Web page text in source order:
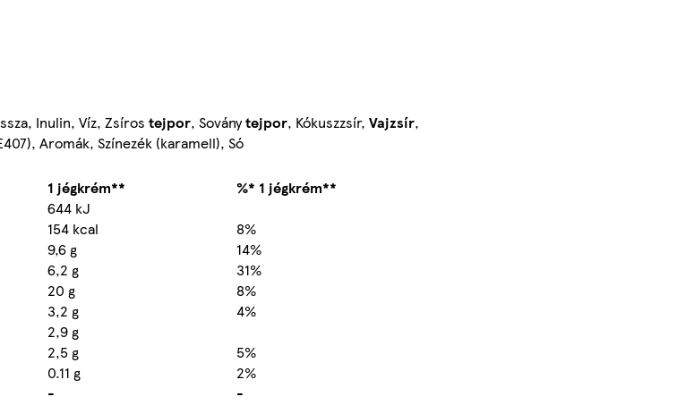
Inulin, Víz, Zsíros tejpor, Soványtejpor, Kókuszzsír, Vajzsír,
Aromák, Színezék (karamell), Só
1 jégkrém**
%* 1 jégkrém**
644 kJ
154 kcal
8%
9,6 g
14%
6,2 g
31%
20 g
8%
3,2 g
4%
2,9 g
2,5 g
5%
0.11 g
2%
- -